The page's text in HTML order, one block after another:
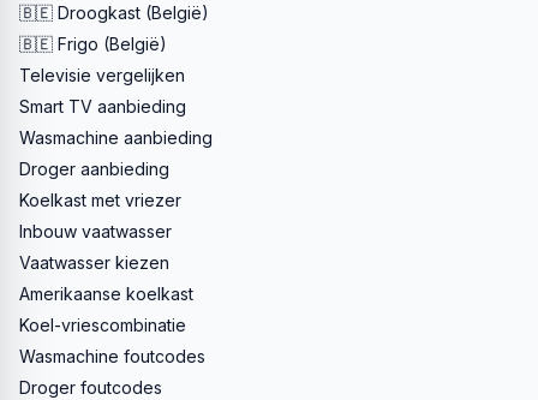
🇧🇪 Droogkast (België)
🇧🇪 Frigo (België)
Televisie vergelijken
Smart TV aanbieding
Wasmachine aanbieding
Droger aanbieding
Koelkast met vriezer
Inbouw vaatwasser
Vaatwasser kiezen
Amerikaanse koelkast
Koel-vriescombinatie
Wasmachine foutcodes
Droger foutcodes